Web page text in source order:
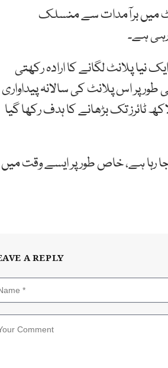
میں برآمدات سے منسلک
ہے۔
پلانٹ لگانے کا ارادہ رکھتی
ہے۔ ابتدائی طور پر اس پلانٹ کی سالانہ پیداواری
20 لاکھ ٹائرز ہوگی، جسے 2029 تک 25 لاکھ اور 2030 تک 30 لاکھ ٹائرز تک بڑھانے کا ہدف رکھا گیا
رہا ہے، خاص طور پر ایسے وقت میں
A REPLY